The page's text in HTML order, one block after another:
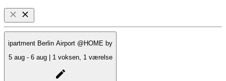
ipartment Berlin Airport @HOME by
5 aug - 6 aug | 1 voksen, 1 værelse